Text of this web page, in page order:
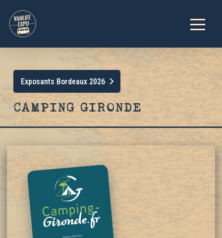
Exposants Bordeaux 2026
CAMPING GIRONDE